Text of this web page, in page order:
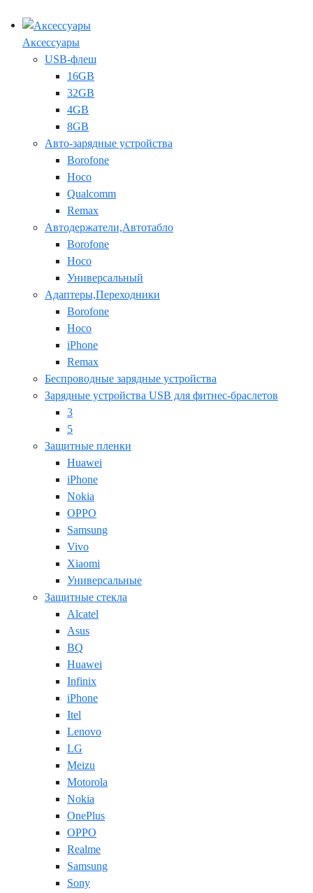
Аксессуары
USB-флеш
16GB
32GB
4GB
8GB
Авто-зарядные устройства
Borofone
Hoco
Qualcomm
Remax
Автодержатели,Автотабло
Borofone
Hoco
Универсальный
Адаптеры,Переходники
Borofone
Hoco
iPhone
Remax
Беспроводные зарядные устройства
Зарядные устройства USB для фитнес-браслетов
3
5
Защитные пленки
Huawei
iPhone
Nokia
OPPO
Samsung
Vivo
Xiaomi
Универсальные
Защитные стекла
Alcatel
Asus
BQ
Huawei
Infinix
iPhone
Itel
Lenovo
LG
Meizu
Motorola
Nokia
OnePlus
OPPO
Realme
Samsung
Sony